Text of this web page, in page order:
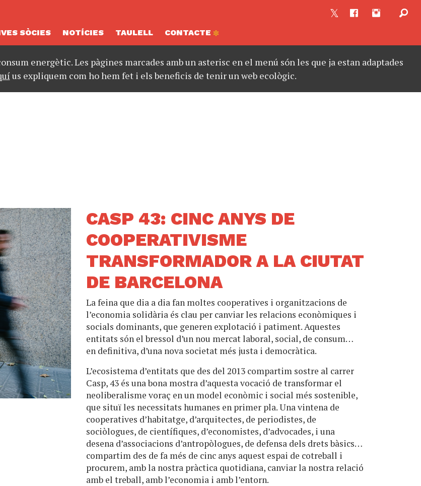
SÒCIES NOTÍCIES TAULELL CONTACTE
energètic. Les pàgines marcades amb un asterisc en el menú són les que ja estan adaptades
us expliquem com ho hem fet i els beneficis de tenir un web ecològic.
CASP 43: CINC ANYS DE
COOPERATIVISME
TRANSFORMADOR A LA CIUTAT
DE BARCELONA
La feina que dia a dia fan moltes cooperatives i organitzacions de
l’economia solidària és clau per canviar les relacions econòmiques i
socials dominants, que generen explotació i patiment. Aquestes
entitats són el bressol d’un nou mercat laboral, social, de consum…
en definitiva, d’una nova societat més justa i democràtica.
L’ecosistema d’entitats que des del 2013 compartim sostre al carrer
Casp, 43 és una bona mostra d’aquesta vocació de transformar el
neoliberalisme voraç en un model econòmic i social més sostenible,
que situï les necessitats humanes en primer pla. Una vintena de
cooperatives d’habitatge, d’arquitectes, de periodistes, de
sociòlogues, de científiques, d’economistes, d’advocades, i una
desena d’associacions d’antropòlogues, de defensa dels drets bàsics…
compartim des de fa més de cinc anys aquest espai de cotreball i
procurem, amb la nostra pràctica quotidiana, canviar la nostra relació
amb el treball, amb l’economia i amb l’entorn.